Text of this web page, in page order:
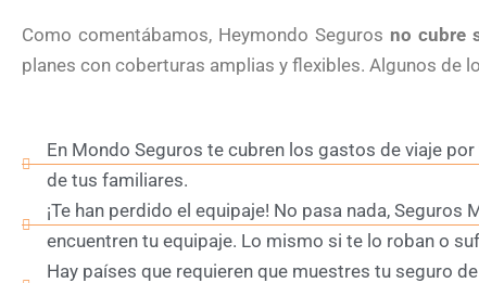
Como comentábamos, Heymondo Seguros no cubre
planes con coberturas amplias y flexibles. Algunos de
En Mondo Seguros te cubren los gastos de viaje
de tus familiares.
¡Te han perdido el equipaje! No pasa nada,
encuentren tu equipaje. Lo mismo si te lo roban o
Hay países que requieren que muestres tu seguro